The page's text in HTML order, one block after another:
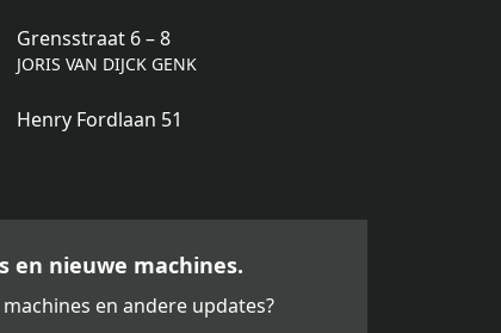
Grensstraat 6 – 8
JORIS VAN DIJCK GENK
Henry Fordlaan 51
en nieuwe machines.
en andere updates?